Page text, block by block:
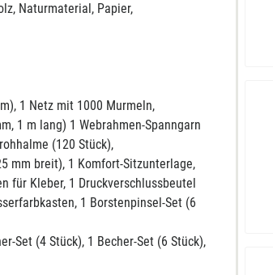
Naturmaterial, Papier,
1 Netz mit 1000 Murmeln,
1 m lang) 1 Webrahmen-Spanngarn
(120 Stück),
mm breit), 1 Komfort-Sitzunterlage,
für Kleber, 1 Druckverschlussbeutel
1 Borstenpinsel-Set (6
Set (4 Stück), 1 Becher-Set (6 Stück),